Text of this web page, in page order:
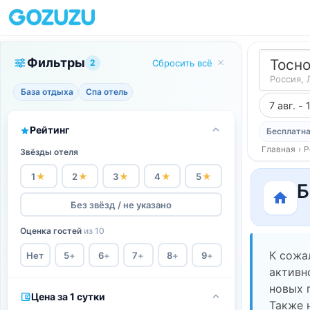
Фильтры 2 Сбросить всё
База отдыха Спа отель
Рейтинг
Звёзды отеля
1★ 2★ 3★ 4★ 5★
Без звёзд / не указано
Оценка гостей из 10
Нет 5+ 6+ 7+ 8+ 9+
Цена за 1 сутки
Тосно
Россия,
7 авг. -
Главная ›
К
новых
Также